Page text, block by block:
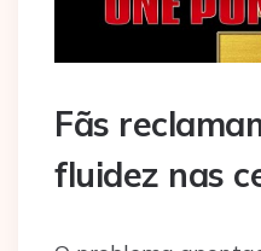
Fãs
fluidez nas